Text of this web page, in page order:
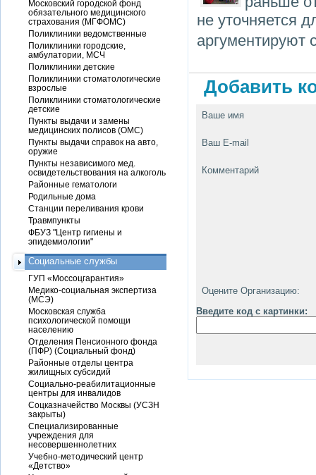
не уточняется
аргументируют
Добавить
Ваше имя
Ваш E-mail
Комментарий
Оцените Организацию:
Введите код с картинки:
Московский городской фонд
обязательного медицинского
страхования (МГФОМС)
Поликлиники ведомственные
Поликлиники городские,
амбулатории, МСЧ
Поликлиники детские
Поликлиники стоматологические
взрослые
Поликлиники стоматологические
детские
Пункты выдачи и замены
медицинских полисов (ОМС)
Пункты выдачи справок на авто,
оружие
Пункты независимого мед.
освидетельствования на алкоголь
Районные гематологи
Родильные дома
Станции переливания крови
Травмпункты
ФБУЗ "Центр гигиены и
эпидемиологии"
Социальные службы
ГУП «Моссоцгарантия»
Медико-социальная экспертиза
(МСЭ)
Московская служба
психологической помощи
населению
Отделения Пенсионного фонда
(ПФР) (Социальный фонд)
Районные отделы центра
жилищных субсидий
Социально-реабилитационные
центры для инвалидов
Соцказначейство Москвы (УСЗН
закрыты)
Специализированные
учреждения для
несовершеннолетних
Учебно-методический центр
«Детство»